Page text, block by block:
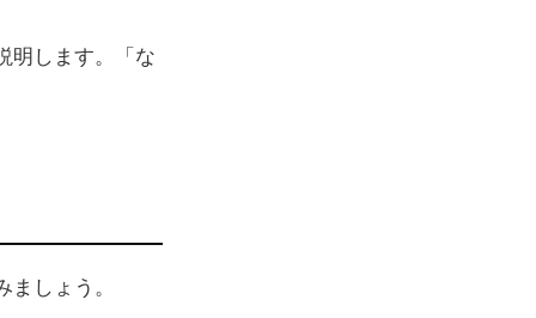
明します。「な
しょう。